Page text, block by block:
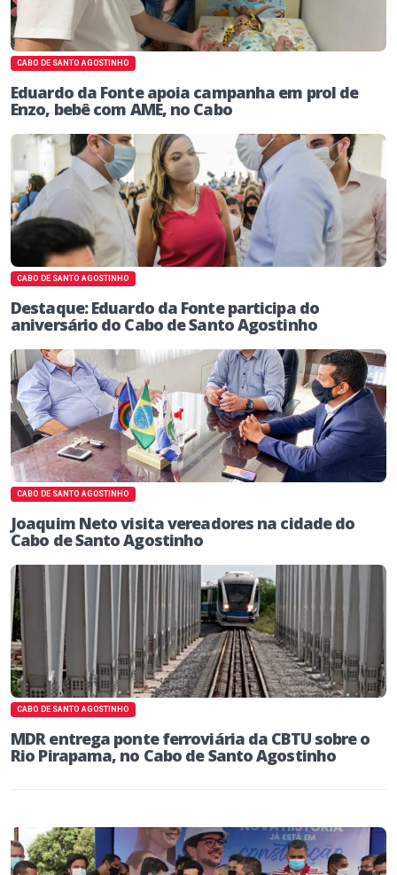
CABO DE SANTO AGOSTINHO
Eduardo da Fonte apoia campanha em prol de
Enzo, bebê com AME, no Cabo
CABO DE SANTO AGOSTINHO
Destaque: Eduardo da Fonte participa do
aniversário do Cabo de Santo Agostinho
CABO DE SANTO AGOSTINHO
Joaquim Neto visita vereadores na cidade do
Cabo de Santo Agostinho
CABO DE SANTO AGOSTINHO
MDR entrega ponte ferroviária da CBTU sobre o
Rio Pirapama, no Cabo de Santo Agostinho